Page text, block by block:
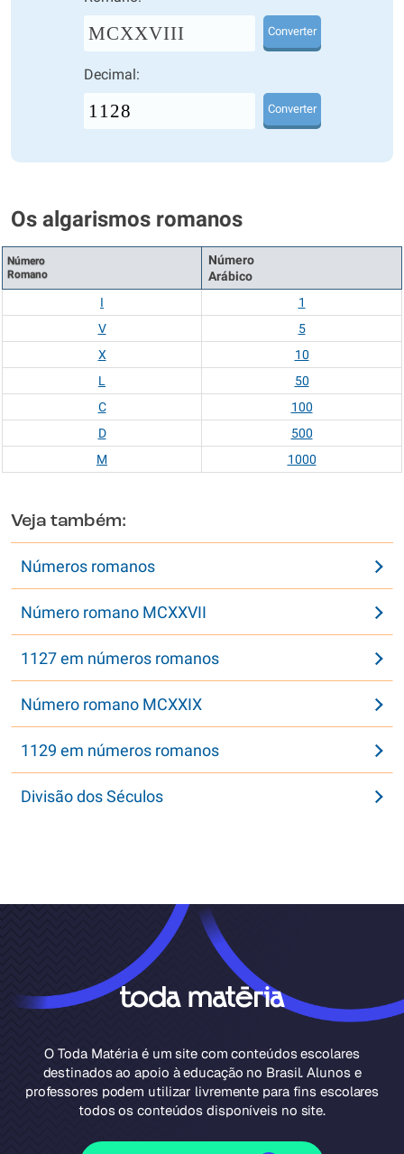
MCXXVIII Converter
Decimal:
Converter
Os algarismos romanos
Número
Romano
Número
Arábico
I
1
V
5
X
10
L
50
C
100
D
500
M
1000
Veja também:
Números romanos
Número romano MCXXVII
1127 em números romanos
Número romano MCXXIX
1129 em números romanos
Divisão dos Séculos
O Toda Matéria é um site com conteúdos escolares
destinados ao apoio à educação no Brasil. Alunos e
professores podem utilizar livremente para fins escolares
todos os conteúdos disponíveis no site.